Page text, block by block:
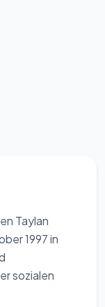
Taylan
1997 in
sozialen